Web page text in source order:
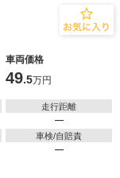
車両価格
49.5万円
走行距離
―
車検/自賠責
―